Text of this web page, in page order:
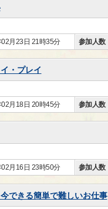
月23日 21時35分 参加人数
・プレイ
月18日 20時45分 参加人数
月16日 23時50分 参加人数
できる簡単で難しいお仕事